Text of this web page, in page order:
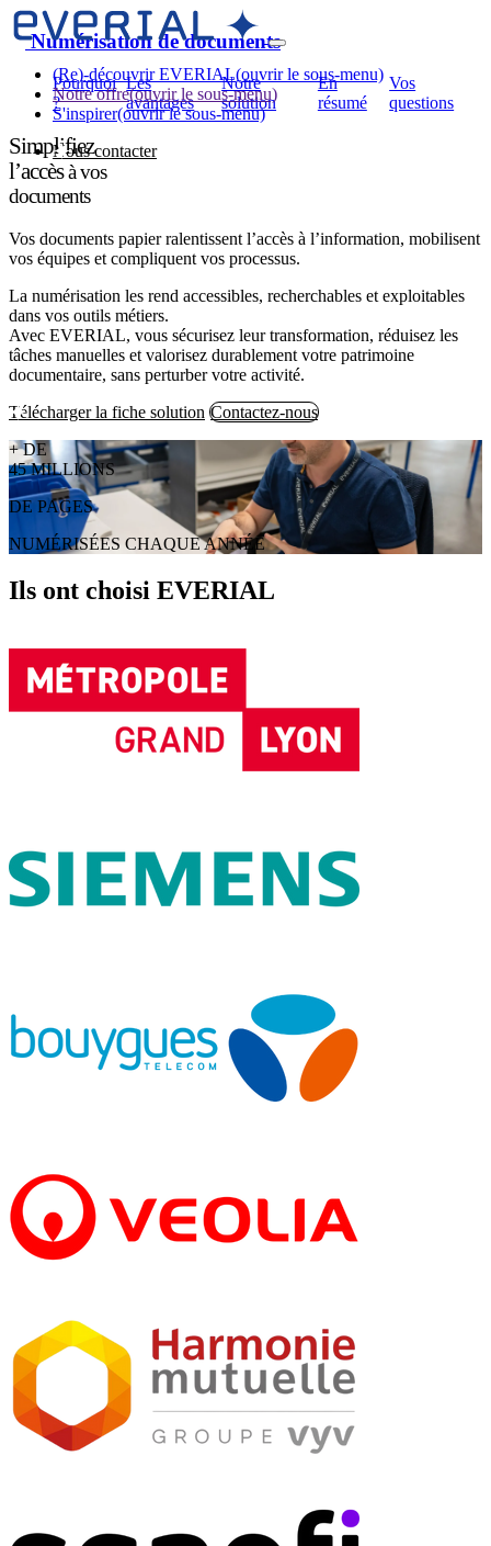
(Re)-découvrir EVERIAL(ouvrir le sous-menu)
Notre offre(ouvrir le sous-menu)
S'inspirer(ouvrir le sous-menu)
Nous contacter
Numérisation de documents
Pourquoi
?
Les
avantages
Notre
solution
En
résumé
Vos
questions
Simplifiez
l’accèsà vos
documents
Vos documents papier ralentissent l’accès à l’information, mobilisent
vos équipes et compliquent vos processus.
La numérisation les rend accessibles, recherchables et exploitables
dans vos outils métiers.
Avec EVERIAL, vous sécurisez leur transformation, réduisez les
tâches manuelles et valorisez durablement votre patrimoine
documentaire, sans perturber votre activité.
Télécharger la fiche solution Contactez-nous
+ DE
45 MILLIONS
DE PAGES
NUMÉRISÉES CHAQUE ANNÉE
Ils ont choisi EVERIAL